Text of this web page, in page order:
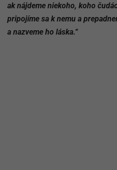
ak nájdeme niekoho, koho
pripojíme sa k nemu a
a nazveme ho láska.“